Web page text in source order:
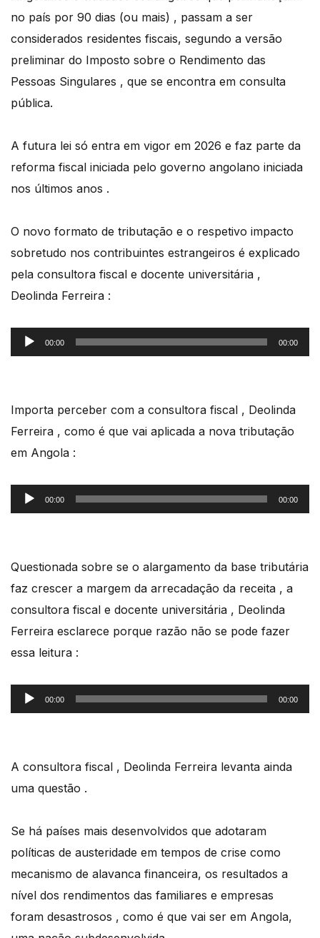
no país por 90 dias (ou mais) , passam a ser
considerados residentes fiscais, segundo a versão
preliminar do Imposto sobre o Rendimento das
Pessoas Singulares , que se encontra em consulta
pública.
A futura lei só entra em vigor em 2026 e faz parte da
reforma fiscal iniciada pelo governo angolano iniciada
nos últimos anos .
O novo formato de tributação e o respetivo impacto
sobretudo nos contribuintes estrangeiros é explicado
pela consultora fiscal e docente universitária ,
Deolinda Ferreira :
Reprodutor
de
00:00 00:00
Importa perceber com a consultora fiscal , Deolinda
Ferreira , como é que vai aplicada a nova tributação
em Angola :
Reprodutor
de
00:00 00:00
Questionada sobre se o alargamento da base tributária
faz crescer a margem da arrecadação da receita , a
consultora fiscal e docente universitária , Deolinda
Ferreira esclarece porque razão não se pode fazer
essa leitura :
Reprodutor
de
00:00 00:00
A consultora fiscal , Deolinda Ferreira levanta ainda
uma questão .
Se há países mais desenvolvidos que adotaram
políticas de austeridade em tempos de crise como
mecanismo de alavanca financeira, os resultados a
nível dos rendimentos das familiares e empresas
foram desastrosos , como é que vai ser em Angola,